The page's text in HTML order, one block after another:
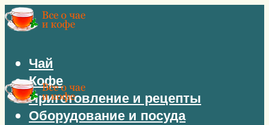
Чай
Кофе
Приготовление и рецепты
Оборудование и посуда